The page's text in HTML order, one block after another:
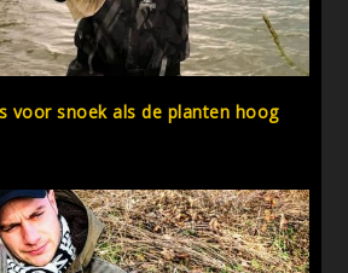
voor snoek als de planten hoog